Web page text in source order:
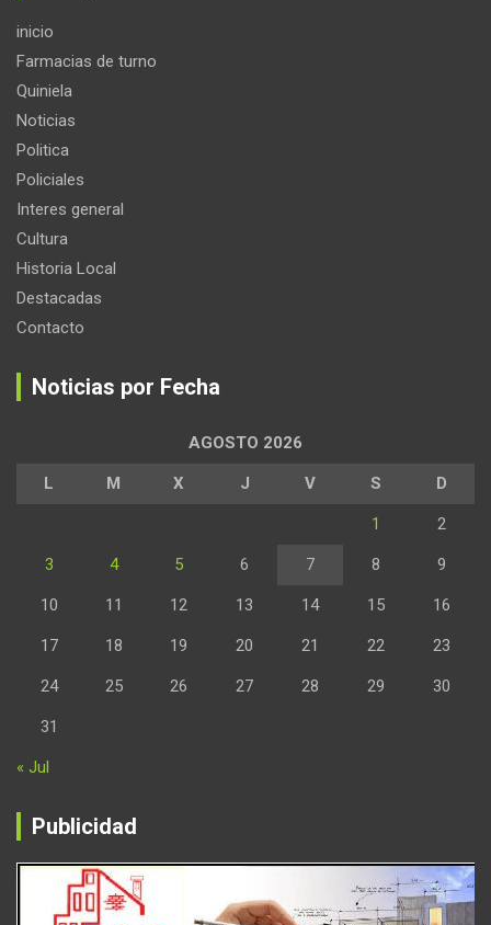
inicio
Farmacias de turno
Quiniela
Noticias
Politica
Policiales
Interes general
Cultura
Historia Local
Destacadas
Contacto
Noticias por Fecha
AGOSTO 2026
L M X J V S D
1 2
3 4 5 6 7 8 9
10 11 12 13 14 15 16
17 18 19 20 21 22 23
24 25 26 27 28 29 30
31
« Jul
Publicidad